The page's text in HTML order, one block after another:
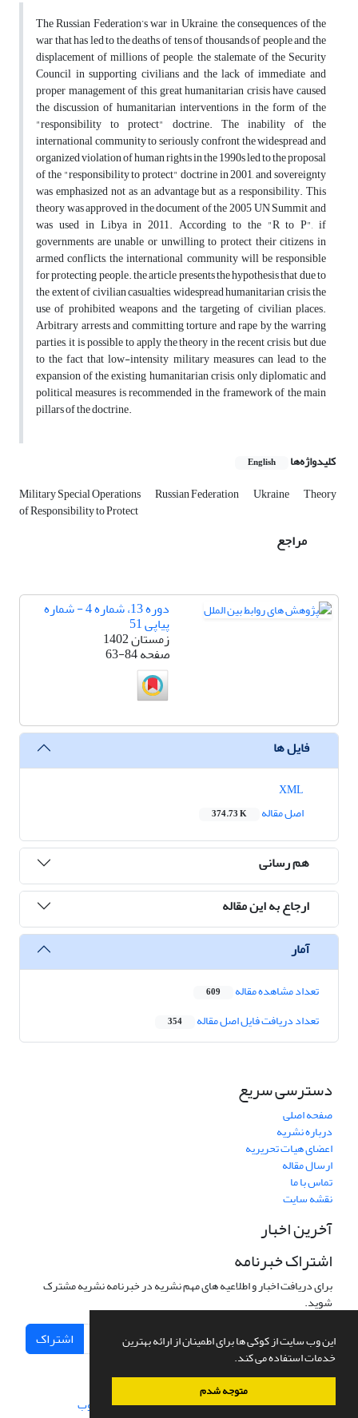
این وب سایت از کوکی ها برای اطمینان از ارائه بهترین
خدمات استفاده می کند.
متوجه شدم
The Russian Federation’s war in Ukraine, the consequences of the
war that has led to the deaths of tens of thousands of people and the
displacement of millions of people, the stalemate of the Security
Council in supporting civilians and the lack of immediate and
proper management of this great humanitarian crisis have caused
the discussion of humanitarian interventions in the form of the
"responsibility to protect" doctrine. The inability of the
international community to seriously confront the widespread and
organized violation of human rights in the 1990s led to the proposal
of the "responsibility to protect" doctrine in 2001, and sovereignty
was emphasized not as an advantage but as a responsibility. This
theory was approved in the document of the 2005 UN Summit and
was used in Libya in 2011. According to the "R to P", if
governments are unable or unwilling to protect their citizens in
armed conflicts, the international community will be responsible
for protecting people. the article presents the hypothesis that due to
the extent of civilian casualties, widespread humanitarian crisis, the
use of prohibited weapons and the targeting of civilian places.
Arbitrary arrests and committing torture and rape by the warring
parties, it is possible to apply the theory in the recent crisis, but due
to the fact that low-intensity military measures can lead to the
expansion of the existing humanitarian crisis, only diplomatic and
political measures is recommended in the framework of the main
pillars of the doctrine.
کلیدواژه‌ها English
Military Special Operations Russian Federation Ukraine Theory
of Responsibility to Protect
مراجع
دوره 13، شماره 4 - شماره
پیاپی 51
زمستان 1402
صفحه63-84
فایل ها
اصل مقاله
374.73 K
هم رسانی
ارجاع به این مقاله
آمار
تعداد مشاهده مقاله 609
تعداد دریافت فایل اصل مقاله 354
دسترسی سریع
صفحه اصلی
درباره نشریه
اعضای هیات تحریریه
ارسال مقاله
تماس با ما
نقشه سایت
آخرین اخبار
اشتراک خبرنامه
برای دریافت اخبار و اطلاعیه های مهم نشریه در خبرنامه نشریه مشترک
شوید.
اشتراک
سامانه مدیریت نشریات علمی.طراحی و پیاده سازی از سیناوب